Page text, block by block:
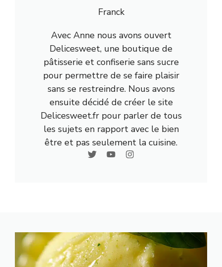
Franck
Avec Anne nous avons ouvert
Delicesweet, une boutique de
pâtisserie et confiserie sans sucre
pour permettre de se faire plaisir
sans se restreindre. Nous avons
ensuite décidé de créer le site
Delicesweet.fr pour parler de tous
les sujets en rapport avec le bien
être et pas seulement la cuisine.